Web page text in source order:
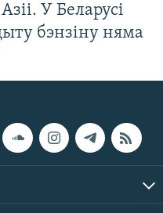
У Беларусі
бэнзіну няма